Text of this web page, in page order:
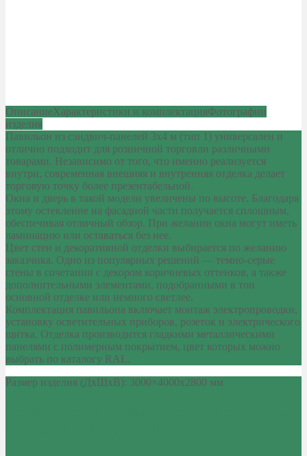
ОписаниеХарактеристики и комплектацияФотографии
изделия
Павильон из сэндвич-панелей 3х4 м (тип 1) универсален и
отлично подходит для розничной торговли различными
товарами. Независимо от того, что именно реализуется
внутри, современная внешняя и внутренняя отделка делает
торговую точку более презентабельной.
Окна и дверь в такой модели увеличены по высоте. Благодаря
этому остекление на фасадной части получается сплошным,
обеспечивая отличный обзор. При желании окна могут иметь
ламинацию или оставаться без нее.
Цвет стен и декоративной отделки выбирается по желанию
заказчика. Одно из популярных решений — темно-серые
стены в сочетании с декором коричневых оттенков, а также
дополнительными элементами, подобранными в тон
основной отделке или немного светлее.
Комплектация павильона включает монтаж электропроводки,
установку осветительных приборов, розеток и электрического
щитка. Отделка производится гладкими металлическими
панелями с полимерным покрытием, цвет которых можно
выбрать по каталогу RAL.
Размер изделия (ДхШхВ): 3000×4000х2800 мм